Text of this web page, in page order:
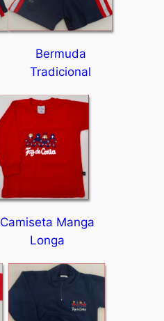
Bermuda
Tradicional
Camiseta Manga
Longa